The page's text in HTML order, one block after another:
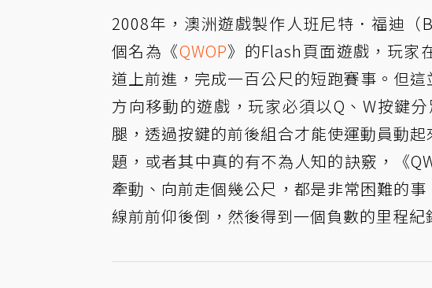
2008年，澳洲遊戲製作人班尼特．福迪
個名為《QWOP》的Flash頁面遊戲，玩家
道上前進，完成一百公尺的短跑賽事。但
方向移動的遊戲，玩家必須以Q、W按鍵
腿，透過按鍵的前後組合才能使運動員動
題，或者其中真的有不為人知的訣竅，《
牽動、向前走個幾公尺，都是非常困難的
線前前仰後倒，然後得到一個負數的里程紀